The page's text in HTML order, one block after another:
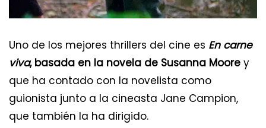
Uno de los mejores thrillers del cine es En carne
viva, basada en la novela de Susanna Moore y
que ha contado con la novelista como
guionista junto a la cineasta Jane Campion,
que también la ha dirigido.